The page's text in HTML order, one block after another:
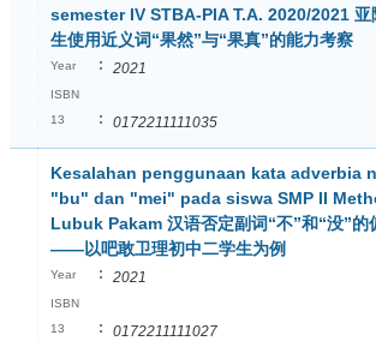
semester IV STBA-PIA T.A. 2020/2021 亚
生使用近义词“果然”与“果真”的能力考察
Year : 2021
ISBN
13
: 0172211111035
Kesalahan penggunaan kata adverbia
"bu" dan "mei" pada siswa SMP II
Lubuk Pakam 汉语否定副词“不”和“没”的
——以吧敢卫理初中二学生为例
Year : 2021
ISBN
13
: 0172211111027